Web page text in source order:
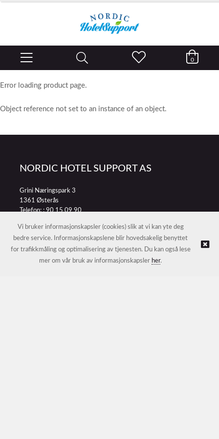
0
Error loading product page.
Object reference not set to an instance of an object.
NORDIC HOTEL SUPPORT AS
Grini Næringspark 3
1361 Østerås
Telefon: :90 15 09 90
© NORDIC HOTEL SUPPORT AS |Nettbutikk levert av Kréatif
Vi bruker informasjonskapsler (cookies) slik at vi kan yte deg
bedre service. Informasjonskapslene blir hovedsakelig benyttet
for trafikkmåling og optimalisering av tjenesten. Du kan også lese
mer om vår bruk av informasjonskapsler her.